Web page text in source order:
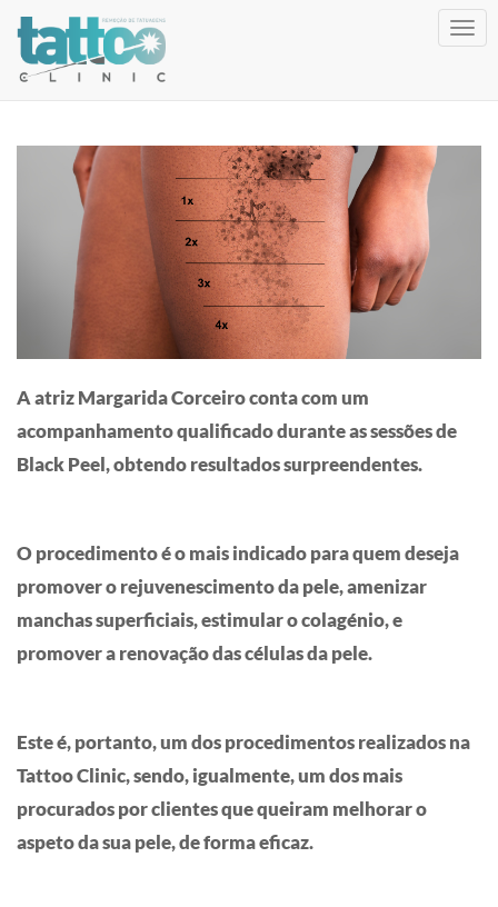
A atriz Margarida Corceiro conta com um
acompanhamento qualificado durante as sessões de
Black Peel, obtendo resultados surpreendentes.
O procedimento é o mais indicado para quem deseja
promover o rejuvenescimento da pele, amenizar
manchas superficiais, estimular o colagénio, e
promover a renovação das células da pele.
Este é, portanto, um dos procedimentos realizados na
Tattoo Clinic, sendo, igualmente, um dos mais
procurados por clientes que queiram melhorar o
aspeto da sua pele, de forma eficaz.